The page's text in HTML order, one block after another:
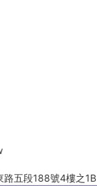
路五段188號4樓之1B